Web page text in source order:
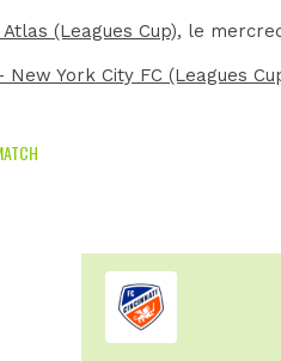
(Leagues Cup), le
New York City FC (Leagues